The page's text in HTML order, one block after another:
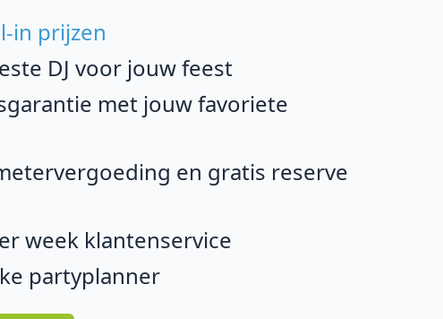
in prijzen
DJ voor jouw feest
met jouw favoriete
en gratis reserve
week klantenservice
partyplanner